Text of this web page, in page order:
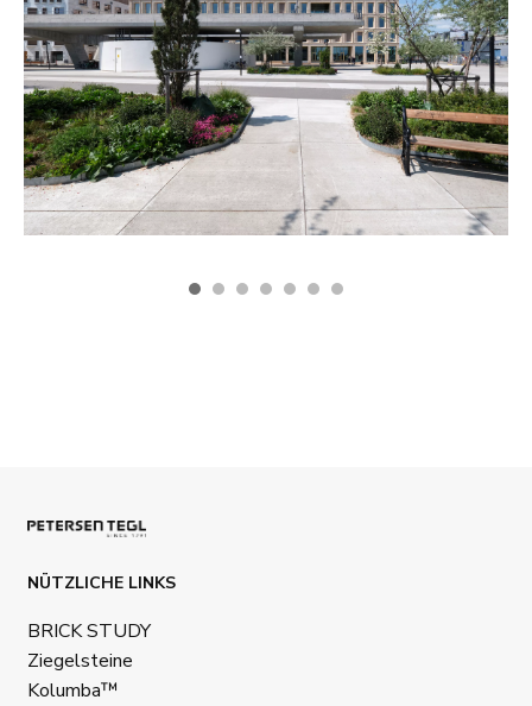
NÜTZLICHE LINKS
BRICK STUDY
Ziegelsteine
Kolumba™